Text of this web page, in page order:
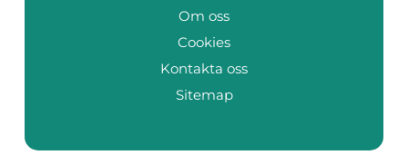
Om oss
Cookies
Kontakta oss
Sitemap